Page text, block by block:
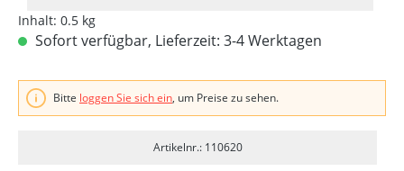
Inhalt: 0.5 kg
Sofort verfügbar, Lieferzeit: 3-4 Werktagen
Bitte loggen Sie sich ein, um Preise zu sehen.
Artikelnr.: 110620